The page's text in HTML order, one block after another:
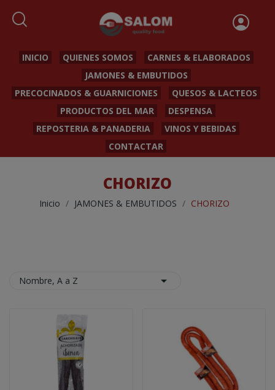
INICIO QUIENES SOMOS
CARNES & ELABORADOS
JAMONES & EMBUTIDOS
PRECOCINADOS & GUARNICIONES
QUESOS & LACTEOS
PRODUCTOS DEL MAR
DESPENSA
REPOSTERIA & PANADERIA
VINOS Y BEBIDAS
CONTACTAR
CHORIZO
Inicio JAMONES & EMBUTIDOS CHORIZO
Nombre, A a Z 